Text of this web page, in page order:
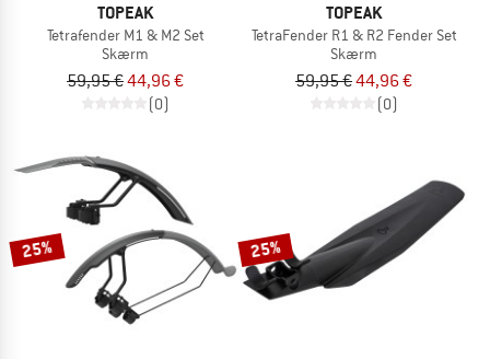
TOPEAK
Tetrafender M1 & M2 Set
Skærm
59,95 €44,96 €
(0)
TOPEAK
TetraFender R1 & R2 Fender Set
Skærm
59,95 €44,96 €
(0)
25% 25%